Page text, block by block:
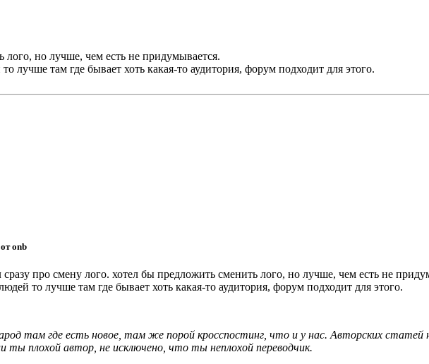
лого, но лучше, чем есть не придумывается.
лучше там где бывает хоть какая-то аудитория, форум подходит для этого.
onb
про смену лого. хотел бы предложить сменить лого, но лучше, чем есть не
то лучше там где бывает хоть какая-то аудитория, форум подходит для этого.
там где есть новое, там же порой кросспостинг, что и у нас. Авторских
ты плохой автор, не исключено, что ты неплохой переводчик.